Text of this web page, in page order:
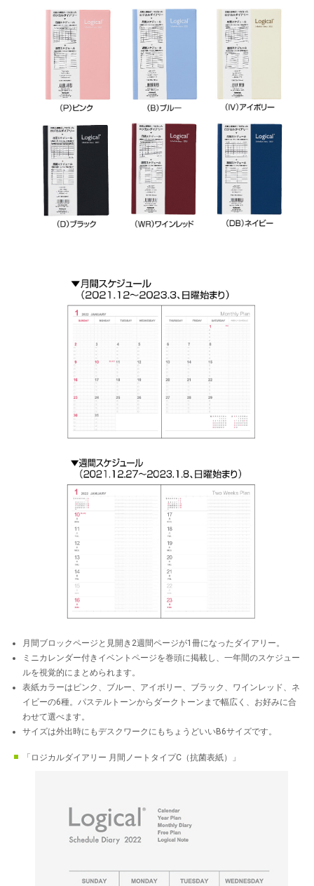
月間ブロックページと見開き2週間ページが1冊になったダイアリー。
ミニカレンダー付きイベントページを巻頭に掲載し、一年間のスケジュー
ルを視覚的にまとめられます。
表紙カラーはピンク、ブルー、アイボリー、ブラック、ワインレッド、ネ
イビーの6種。パステルトーンからダークトーンまで幅広く、お好みに合
わせて選べます。
サイズは外出時にもデスクワークにもちょうどいいB6サイズです。
「ロジカルダイアリー 月間ノートタイプC（抗菌表紙）」